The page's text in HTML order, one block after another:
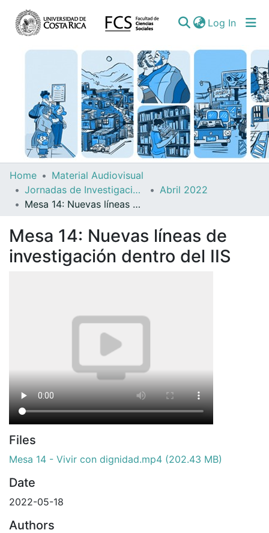
Log In
Communities
Collections
All of DSpace
Statistics
Home
Material Audiovisual
Jornadas de Investigación del IIS
Abril 2022
Mesa 14: Nuevas líneas de investigación dentro del IIS
Mesa 14: Nuevas líneas de
investigación dentro del IIS
Files
Mesa 14 - Vivir con dignidad.mp4 (202.43 MB)
Date
2022-05-18
Authors